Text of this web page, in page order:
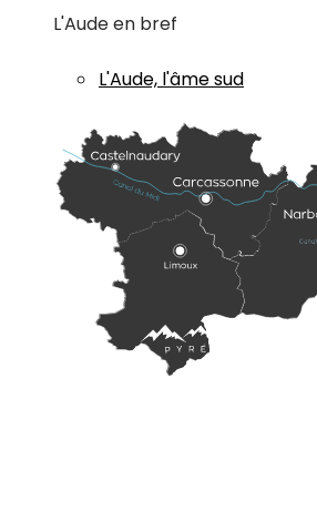
L'Aude en bref
L'Aude, l'âme sud